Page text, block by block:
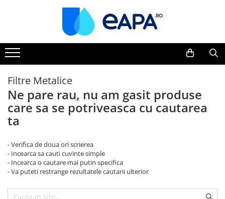
Toate Produsele
Dedurizare
Dedurizator tip Cabinet
Dedurizator Simplex
Dedurizator Duplex
Carcase si filtre
Filtre 5"
Filtre 10"
Filtre 20" slim
Filtre Big Blue 10"
Filtre Big Blue 20"
Filtre Metalice
Ne pare rau, nu am gasit produse
care sa se potriveasca cu cautarea
ta
- Verifica de doua ori scrierea
- Incearca sa cauti cuvinte simple
- Incearca o cautare mai putin specifica
- Va puteti restrange rezultatele cautarii ulterior